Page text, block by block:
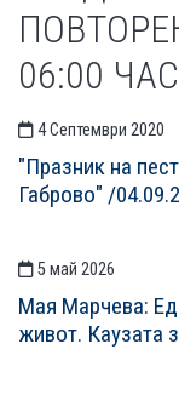
06:00
4 Септември 2020
"Празник на
Габрово" /
5 май 2026
Мая Марчева:
живот. Каузата